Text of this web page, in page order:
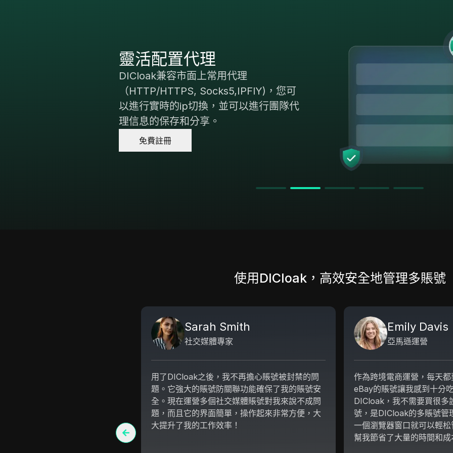
靈活配置代理
DICloak兼容市面上常用代理
（HTTP/HTTPS, Socks5,IPFlY)，您可
以進行實時的ip切換，並可以進行團隊代
理信息的保存和分享。
免費註冊
高效團隊協作
DICloak支持豐富的團隊協作功能，包括
成員分組、成員功能權限配置，團隊數據
隔離等，實現高效的團隊協作和管理。
免費註冊
使用DICloak，高效安全地管理多賬號
Sarah Smith
社交媒體專家
用了DICloak之後，我不再擔心賬號被封禁的問
題。它強大的賬號防關聯功能確保了我的賬號安
全。現在運營多個社交媒體賬號對我來說不成問
題，而且它的界面簡單，操作起來非常方便，大
大提升了我的工作效率！
Emily Davis
亞馬遜運營
作為跨境電商運營，每天
eBay的賬號讓我感到十分
DICloak，我不需要買很多
號，是DICloak的多賬號管
一個瀏覽器窗口就可以輕
幫我節省了大量的時間和